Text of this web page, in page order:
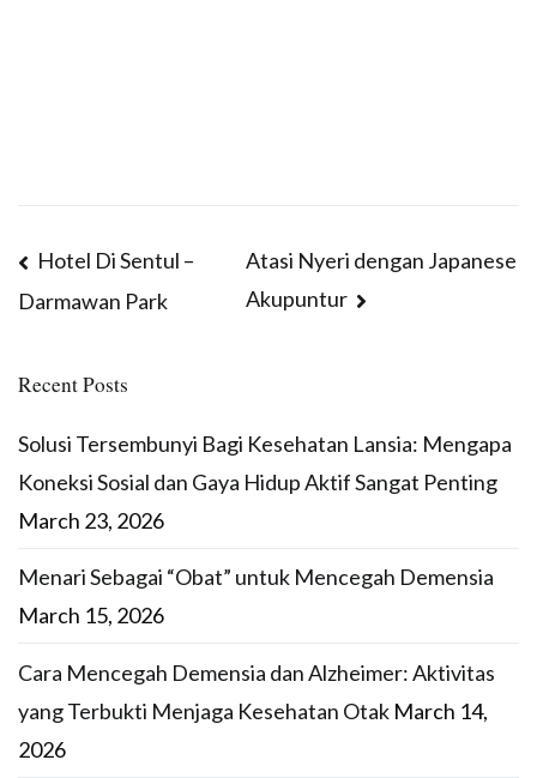
Post
navigation
Hotel Di Sentul –
Darmawan Park
Atasi Nyeri dengan Japanese
Akupuntur
Recent Posts
Solusi Tersembunyi Bagi Kesehatan Lansia: Mengapa
Koneksi Sosial dan Gaya Hidup Aktif Sangat Penting
March 23, 2026
Menari Sebagai “Obat” untuk Mencegah Demensia
March 15, 2026
Cara Mencegah Demensia dan Alzheimer: Aktivitas
yang Terbukti Menjaga Kesehatan Otak March 14,
2026